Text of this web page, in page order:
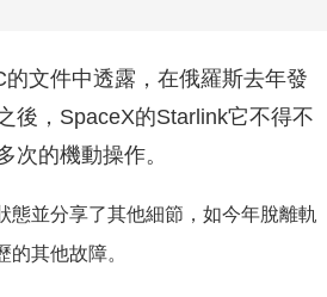
文件中透露，在俄羅斯去年發
後，SpaceX的Starlink它不得不
次的機動操作。
態並分享了其他細節，如今年脫離軌
其他故障。